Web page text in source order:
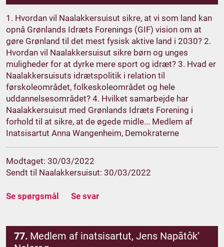
1. Hvordan vil Naalakkersuisut sikre, at vi som land kan
opnå Grønlands Idræts Forenings (GIF) vision om at
gøre Grønland til det mest fysisk aktive land i 2030? 2.
Hvordan vil Naalakkersuisut sikre børn og unges
muligheder for at dyrke mere sport og idræt? 3. Hvad er
Naalakkersuisuts idrætspolitik i relation til
førskoleområdet, folkeskoleområdet og hele
uddannelsesområdet? 4. Hvilket samarbejde har
Naalakkersuisut med Grønlands Idræts Forening i
forhold til at sikre, at de øgede midle... Medlem af
Inatsisartut Anna Wangenheim, Demokraterne
Modtaget: 30/03/2022
Sendt til Naalakkersuisut: 30/03/2022
Se spørgsmål Se svar
77. Medlem af inatsisartut, Jens Napãtôk’